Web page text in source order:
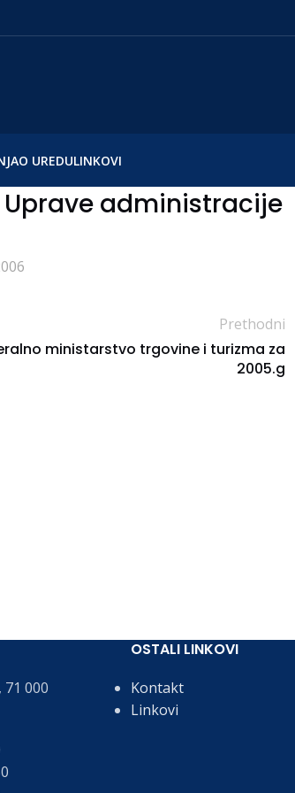
O UREDULINKOVI
administracije
Prethodni
ministarstvo trgovine i turizma za
2005.g
000
OSTALI LINKOVI
Kontakt
Linkovi